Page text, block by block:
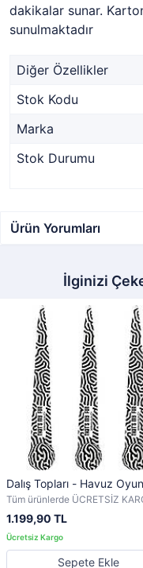
dakikalar sunar.
sunulmaktadır
Diğer Özellikler
Stok Kodu
Marka
Stok Durumu
Ürün Yorumları
İlginizi
Dalış Topları - Havuz
Tüm ürünlerde ÜCRETSİZ
1.199,90 TL
Sepete Ekle